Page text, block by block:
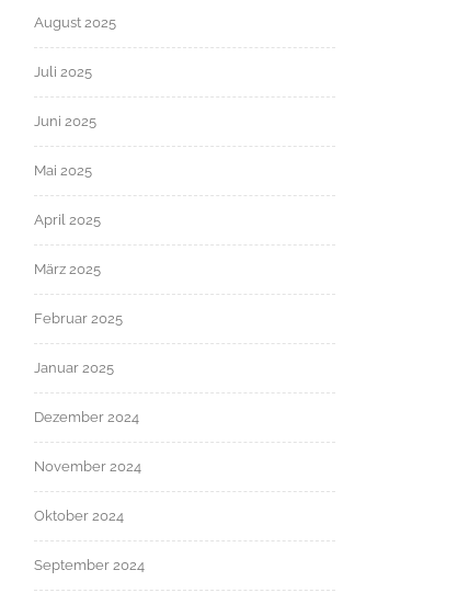
August 2025
Juli 2025
Juni 2025
Mai 2025
April 2025
März 2025
Februar 2025
Januar 2025
Dezember 2024
November 2024
Oktober 2024
September 2024